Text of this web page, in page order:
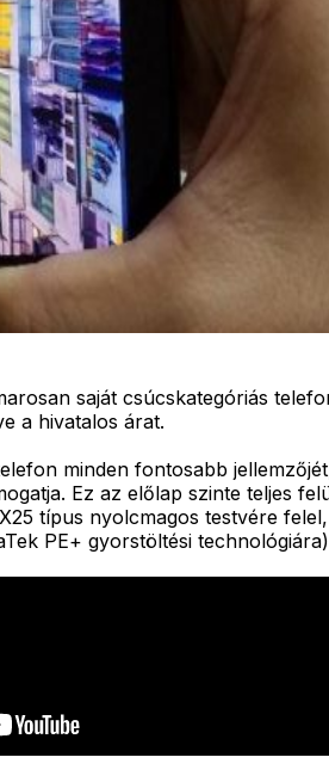
saját csúcskategóriás
a hivatalos árat.
minden fontosabb
Ez az előlap szinte teljes
típus nyolcmagos testvére
PE+ gyorstöltési